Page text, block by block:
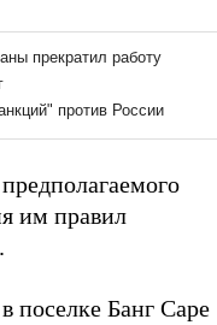
им правил
.
поселке Банг Саре